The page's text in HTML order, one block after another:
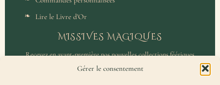
Gérer le consentement
Lire le Livre d'Or
MISSIVES MAGIQUES
Recevez en avant-première nos nouvelles collections féériques
et un accès privilégié aux coulisses de l'atelier.